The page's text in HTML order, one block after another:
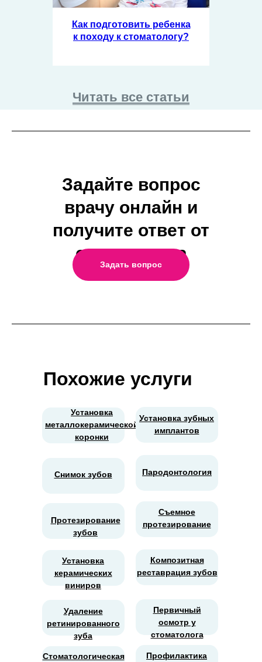
Как подготовить ребенка
к походу к стоматологу?
Читать все статьи
Задайте вопрос
врачу онлайн и
получите ответ от
специалиста
Задать вопрос
Установка
металлокерамической
коронки
Установка зубных
имплантов
Стоматологическая
Снимок зубов Пародонтология
Удаление
ретинированного
зуба
Протезирование
зубов
Съемное
протезирование
Профилактика
Первичный
осмотр у
стоматолога
Установка
керамических
виниров
Похожие услуги
Композитная
реставрация зубов